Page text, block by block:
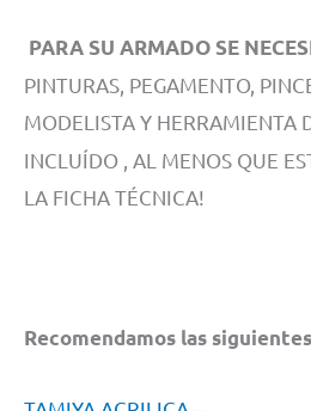
PARA SU ARMADO SE
PINTURAS, PEGAMENTO,
MODELISTA Y HERRAMIENTA
INCLUÍDO , AL MENOS QUE
LA FICHA TÉCNICA!
Recomendamos las